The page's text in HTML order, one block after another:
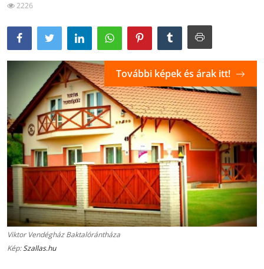
2226
Viktor Vendégház Baktalórántháza
Kép:Szallas.hu
További képek és árak itt!